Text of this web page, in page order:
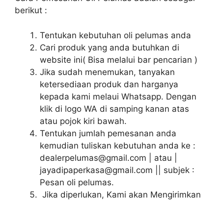
berikut :
Tentukan kebutuhan oli pelumas anda
Cari produk yang anda butuhkan di
website ini( Bisa melalui bar pencarian )
Jika sudah menemukan, tanyakan
ketersediaan produk dan harganya
kepada kami melaui Whatsapp. Dengan
klik di logo WA di samping kanan atas
atau pojok kiri bawah.
Tentukan jumlah pemesanan anda
kemudian tuliskan kebutuhan anda ke :
dealerpelumas@gmail.com | atau |
jayadipaperkasa@gmail.com || subjek :
Pesan oli pelumas.
Jika diperlukan, Kami akan Mengirimkan